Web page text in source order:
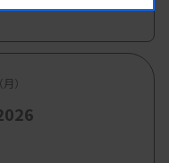
審査が完了し、閣
審議に至るわけで
と、医師会や看護
系団体が自民党参
）